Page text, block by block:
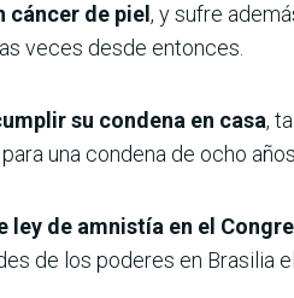
de piel , y sufre
veces desde entonces.
su condena en casa,
una condena de ocho
de amnistía en el
de los poderes en Brasilia